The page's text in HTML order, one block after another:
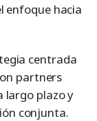
enfoque hacia
centrada
partners
largo plazo y
conjunta.